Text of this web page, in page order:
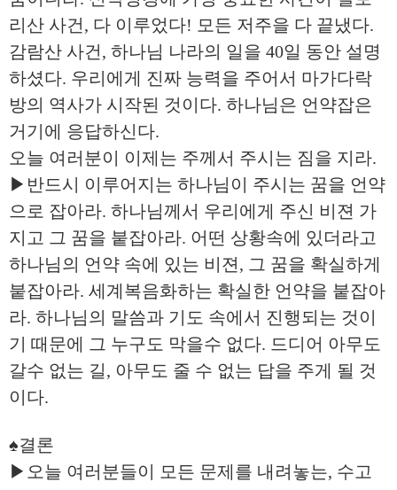
리산 사건, 다 이루었다! 모든 저주을 다 끝냈다.
감람산 사건, 하나님 나라의 일을 40일 동안 설명
하셨다. 우리에게 진짜 능력을 주어서 마가다락
방의 역사가 시작된 것이다. 하나님은 언약잡은
거기에 응답하신다.
오늘 여러분이 이제는 주께서 주시는 짐을 지라.
▶반드시 이루어지는 하나님이 주시는 꿈을 언약
으로 잡아라. 하나님께서 우리에게 주신 비젼 가
지고 그 꿈을 붙잡아라. 어떤 상황속에 있더라고
하나님의 언약 속에 있는 비젼, 그 꿈을 확실하게
붙잡아라. 세계복음화하는 확실한 언약을 붙잡아
라. 하나님의 말씀과 기도 속에서 진행되는 것이
기 때문에 그 누구도 막을수 없다. 드디어 아무도
갈수 없는 길, 아무도 줄 수 없는 답을 주게 될 것
이다.
♠결론
▶오늘 여러분들이 모든 문제를 내려놓는, 수고